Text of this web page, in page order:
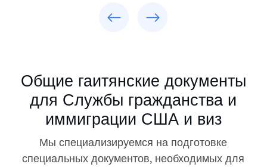
Общие гаитянские документы
для Службы гражданства и
иммиграции США и виз
Мы специализируемся на подготовке
специальных документов, необходимых для